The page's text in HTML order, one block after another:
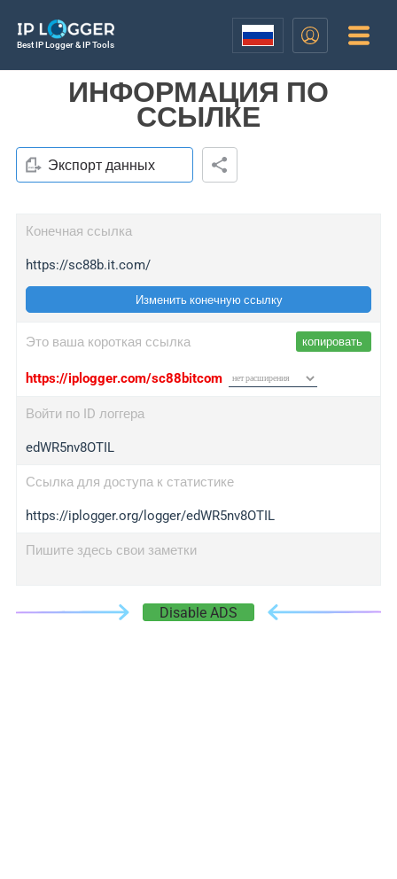
Best IP Logger & IP Tools
ИНФОРМАЦИЯ ПО
ССЫЛКЕ
Экспорт данных
Конечная ссылка
https://sc88b.it.com/
Изменить конечную ссылку
Это ваша короткая ссылка копировать
https://iplogger.com/sc88bitcom
Войти по ID логгера
edWR5nv8OTIL
Ссылка для доступа к статистике
https://iplogger.org/logger/edWR5nv8OTIL
Пишите здесь свои заметки
Disable ADS